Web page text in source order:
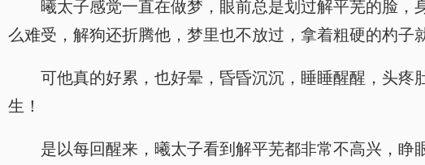
曦太子感觉一直在做梦，眼前总是划过解平芜的脸
么难受，解狗还折腾他，梦里也不放过，拿着粗硬的杓
可他真的好累，也好晕，昏昏沉沉，睡睡醒醒，头
生！
是以每回醒来，曦太子看到解平芜都非常不高兴，睁